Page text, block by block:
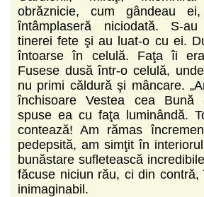
obrăznicie, cum gândeau
întâmplaseră niciodată. S-
tinerei fete şi au luat-o cu ei.
întoarse în celulă. Faţa îi
Fusese dusă într-o celulă,
nu primi căldură şi mâncare.
închisoare Vestea cea Bună
spuse ea cu faţa luminândă.
contează! Am rămas
pedepsită, am simţit în
bunăstare sufletească
făcuse niciun rău, ci din
inimaginabil.